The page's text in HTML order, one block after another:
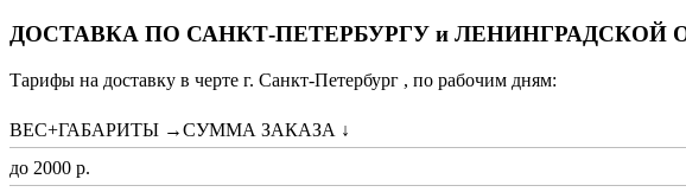
ДОСТАВКА ПО САНКТ-ПЕТЕРБУРГУ и ЛЕНИНГРАДСКОЙ
Тарифы на доставку в черте г. Санкт-Петербург , по рабочим дням:
ВЕС+ГАБАРИТЫ →СУММА ЗАКАЗА ↓
до 2000 р.